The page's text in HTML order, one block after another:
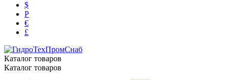
$
Р
€
£
Каталог товаров
Каталог товаров
Ольга
Маслобензостойкие рукава